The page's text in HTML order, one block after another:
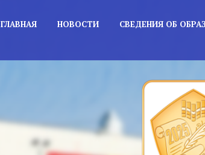
ГЛАВНАЯ НОВОСТИ СВЕДЕНИЯ ОБ